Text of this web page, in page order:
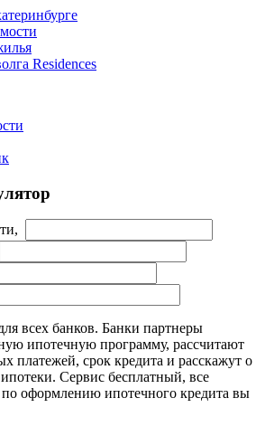
Residences
всех банков. Банки партнеры
ипотечную программу, рассчитают
платежей, срок кредита и расскажут о
Сервис бесплатный, все
оформлению ипотечного кредита вы